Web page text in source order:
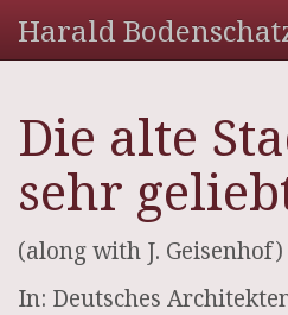
Harald
Die alte
sehr
(along with J. Geisenhof)
In: Deutsches